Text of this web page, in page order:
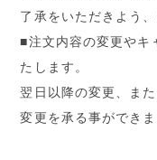
了承をいただきよう
■注文内容の変更やキ
たします。
翌日以降の変更、ま
変更を承る事ができま